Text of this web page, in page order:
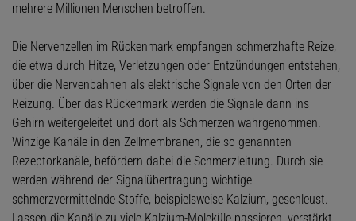
mehrere Millionen Menschen betroffen.
Die Nervenzellen im Rückenmark empfangen schmerzhafte Reize,
die etwa durch Hitze, Verletzungen oder Entzündungen entstehen,
über die Nervenbahnen als elektrische Signale von den Orten der
Reizung. Über das Rückenmark werden die Signale dann ins
Gehirn weitergeleitet und dort als Schmerzen wahrgenommen.
Winzige Kanäle in den Zellmembranen, die so genannten
Rezeptorkanäle, befördern dabei die Schmerzleitung. Durch sie
werden während der Signalübertragung wichtige
schmerzvermittelnde Stoffe, beispielsweise Kalzium, geschleust.